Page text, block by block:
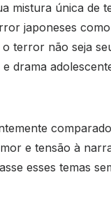
mistura única
japoneses
terror não seja
drama
e tensão à
esses temas